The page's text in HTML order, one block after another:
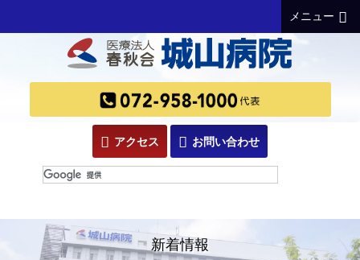
アクセス お問い合わせ
メニュー
新着情報